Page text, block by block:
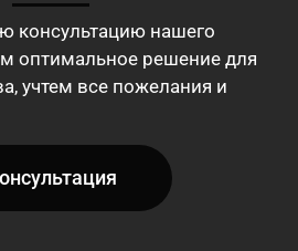
консультацию нашего
оптимальное решение для
учтем все пожелания и